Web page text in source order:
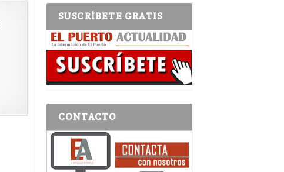
SUSCRÍBETE GRATIS
CONTACTO